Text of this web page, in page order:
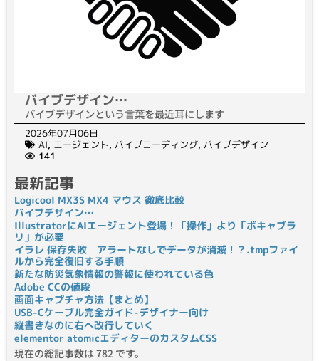
バイブデザイン…
バイブデザインという言葉を最近耳にします
2026年07月06日
AI, エージェント, バイブコーディング, バイブデザイン
141
最新記事
Logicool MX3S MX4 マウス 徹底比較
バイブデザイン…
IllustratorにAIエージェント登場！「操作」より「ボキャブラ
リ」が必要
イラレ 保存失敗 アラートなしでデータが消滅！？.tmpファイ
ルから完全復旧する手順
新たな防災気象情報の警報に使われている色
Adobe CCの値段
画面キャプチャ方法【まとめ】
USB-Cケーブル完全ガイド-デザイナー向け
縦書きなのに右へ改行していく
elementor atomicエディターのカスタムCSS
現在の総記事数は 782 です。